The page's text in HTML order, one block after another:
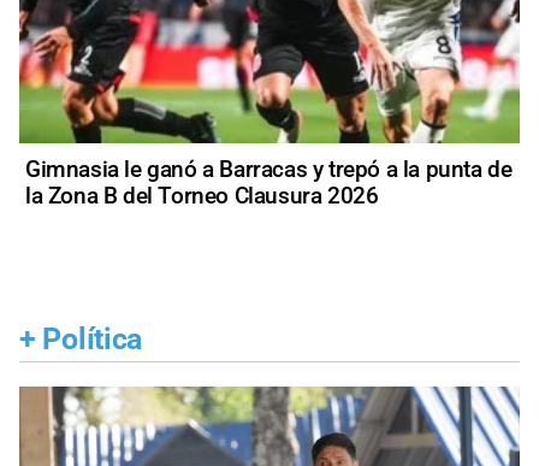
Gimnasia le ganó a Barracas y trepó a la punta de
la Zona B del Torneo Clausura 2026
+ Política